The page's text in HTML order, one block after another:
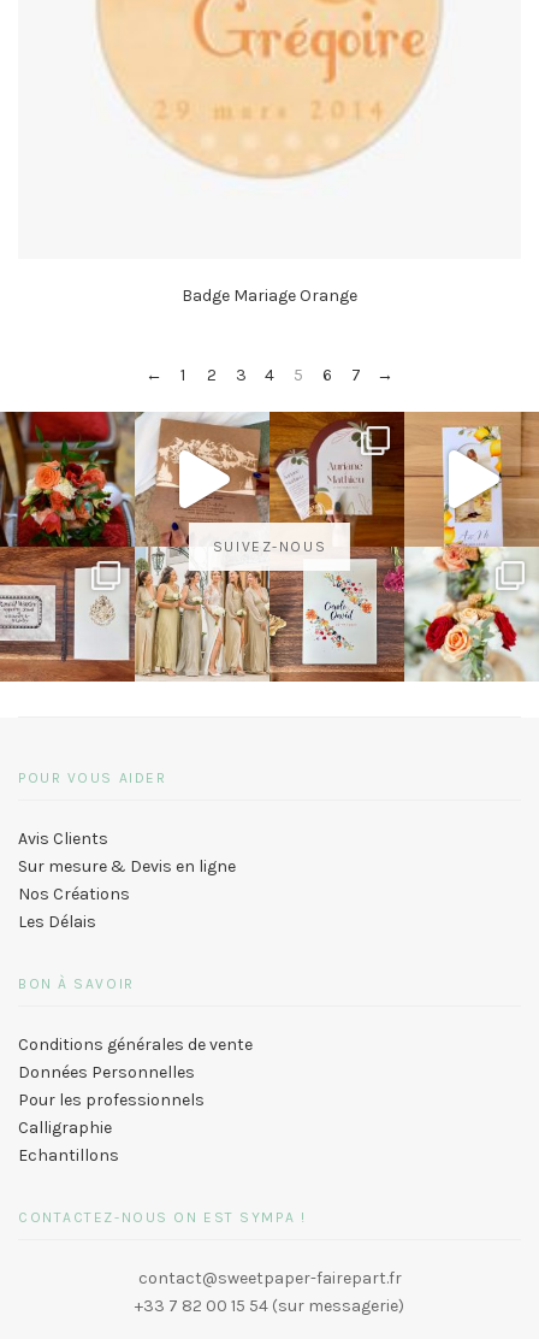
Badge Mariage Orange
← 1 2 3 4 5 6 7 →
SUIVEZ-NOUS
POUR VOUS AIDER
Avis Clients
Sur mesure & Devis en ligne
Nos Créations
Les Délais
BON À SAVOIR
Conditions générales de vente
Données Personnelles
Pour les professionnels
Calligraphie
Echantillons
CONTACTEZ-NOUS ON EST SYMPA !
contact@sweetpaper-fairepart.fr
+33 7 82 00 15 54 (sur messagerie)